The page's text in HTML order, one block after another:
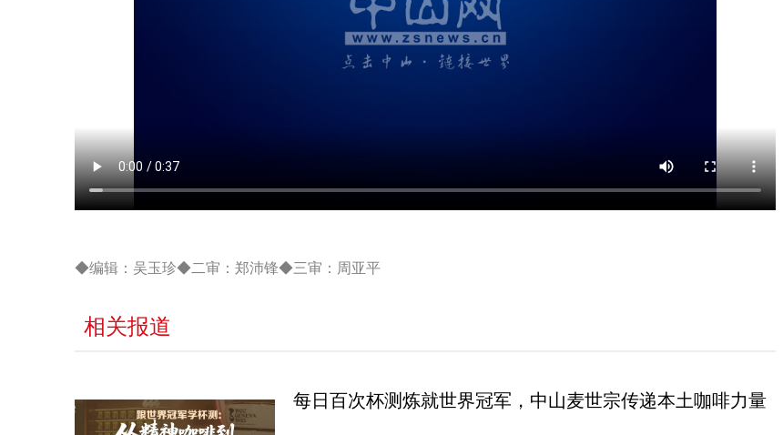
◆编辑：吴玉珍◆二审：郑沛锋◆三审：周亚平
相关报道
每日百次杯测炼就世界冠军，中山麦世宗传递本土咖啡力量